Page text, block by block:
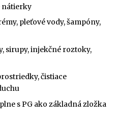
nátierky
pleťové vody, šampóny,
sirupy, injekčné roztoky,
čistiace
s PG ako základná zložka